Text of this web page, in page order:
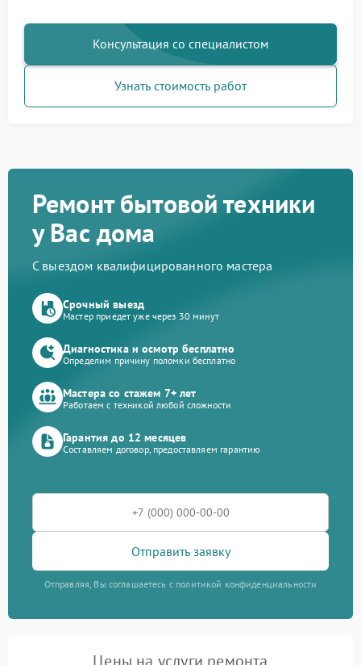
Консультация со специалистом
Узнать стоимость работ
Ремонт бытовой техники
у Вас дома
С выездом квалифицированного мастера
Срочный выезд
Мастер приедет уже через 30 минут
Диагностика и осмотр бесплатно
Определим причину поломки бесплатно
Мастера со стажем 7+ лет
Работаем с техникой любой сложности
Гарантия до 12 месяцев
Составляем договор, предоставляем гарантию
Отправить заявку
Отправляя, Вы соглашаетесь с политикой конфиденциальности